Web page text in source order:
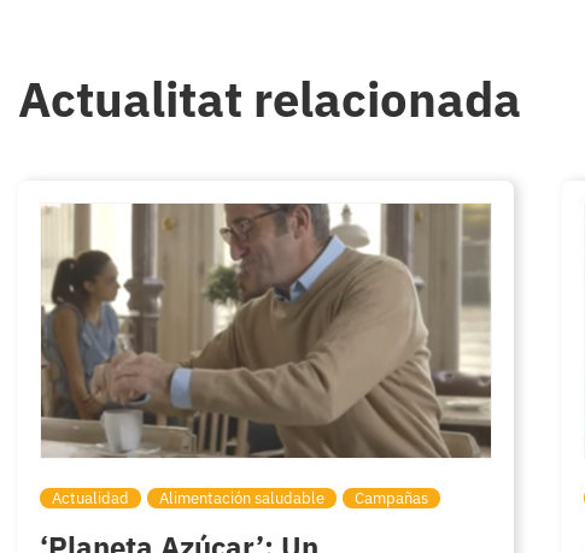
Actualitat relacionada
Actualidad Alimentación saludable Campañas